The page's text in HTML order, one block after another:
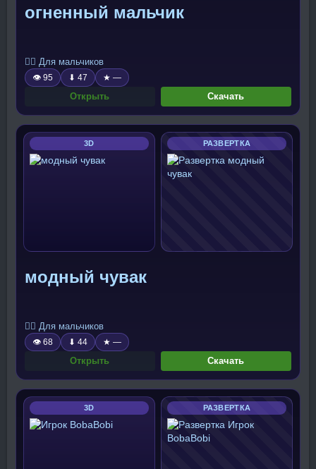
огненный мальчик
🧍‍♂️ Для мальчиков
👁 95 ⬇ 47 ★ —
Открыть Скачать
3D РАЗВЕРТКА
модный чувак
🧍‍♂️ Для мальчиков
👁 68 ⬇ 44 ★ —
Открыть Скачать
3D РАЗВЕРТКА